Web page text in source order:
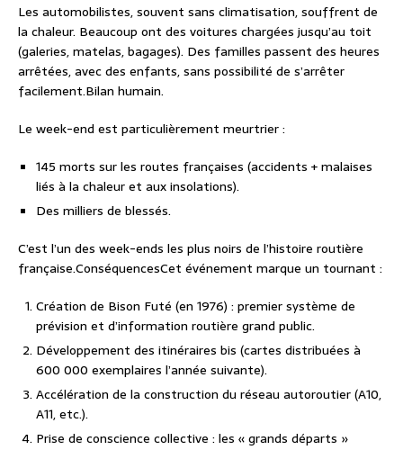
Les automobilistes, souvent sans climatisation, souffrent de
la chaleur. Beaucoup ont des voitures chargées jusqu’au toit
(galeries, matelas, bagages). Des familles passent des heures
arrêtées, avec des enfants, sans possibilité de s’arrêter
facilement.Bilan humain.
Le week-end est particulièrement meurtrier :
145 morts sur les routes françaises (accidents + malaises
liés à la chaleur et aux insolations).
Des milliers de blessés.
C’est l’un des week-ends les plus noirs de l’histoire routière
française.ConséquencesCet événement marque un tournant :
Création de Bison Futé (en 1976) : premier système de
prévision et d’information routière grand public.
Développement des itinéraires bis (cartes distribuées à
600 000 exemplaires l’année suivante).
Accélération de la construction du réseau autoroutier (A10,
A11, etc.).
Prise de conscience collective : les « grands départs »